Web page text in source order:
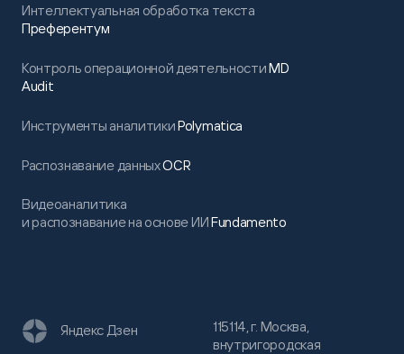
Интеллектуальная обработка текста
Преферентум
Контроль операционной деятельностиMD
Audit
Инструменты аналитикиPolymatica
Распознавание данныхOCR
Видеоаналитика
и распознавание на основе ИИFundamento
115114, г. Москва,
внутригородская
Яндекс Дзен